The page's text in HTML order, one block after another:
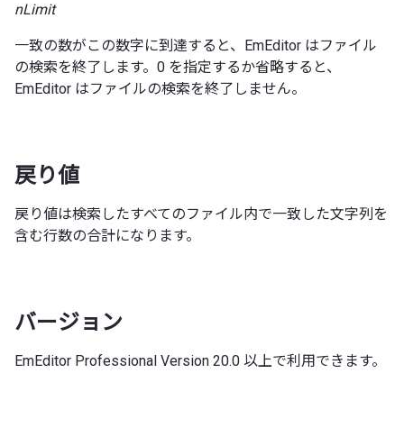
nLimit
一致の数がこの数字に到達すると、EmEditor はファイル
の検索を終了します。0 を指定するか省略すると、
EmEditor はファイルの検索を終了しません。
戻り値
戻り値は検索したすべてのファイル内で一致した文字列を
含む行数の合計になります。
バージョン
EmEditor Professional Version 20.0 以上で利用できます。